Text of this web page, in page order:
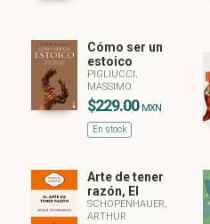
Cómo ser un
estoico
PIGLIUCCI,
MASSIMO
$229.00 MXN
En stock
Arte de tener
razón, El
SCHOPENHAUER,
ARTHUR